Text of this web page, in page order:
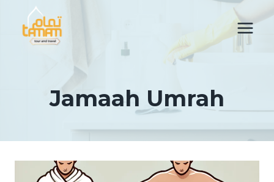
content
Jamaah Umrah